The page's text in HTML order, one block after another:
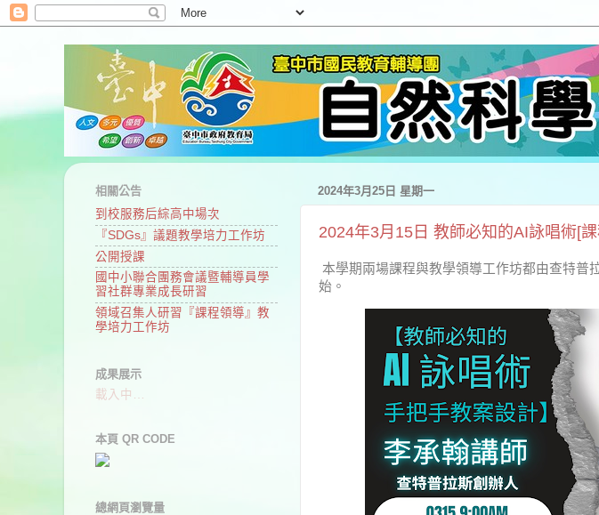
2024年3月25日 星期一
2024年3月15日 教師必知的AI詠唱術[
本學期兩場課程與教學領導工作坊都由查特普
始。
相關公告
到校服務后綜高中場次
『SDGs』議題教學培力工作坊
公開授課
國中小聯合團務會議暨輔導員學
習社群專業成長研習
領域召集人研習『課程領導』教
學培力工作坊
成果展示
載入中…
本頁 QR CODE
總網頁瀏覽量